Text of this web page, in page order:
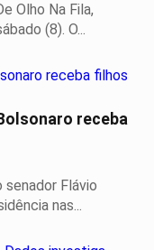
Olho Na Fila,
(8). O...
receba
Flávio
nas...